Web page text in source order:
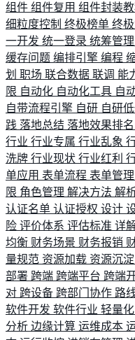
组件 组件复用 组件封装
细粒度控制 终极榜单 终
一开发 统一登录 统筹管理
缓存问题 编排引擎 编程
划 职场 联合数据 联调 能
限 自动化 自动化工具 自
自带流程引擎 自研 自研
践 落地总结 落地效果排名
行业 行业专属 行业乱象
洗牌 行业现状 行业红利
单应用 表单流程 表单管理
限 角色管理 解决方法 解
认证名单 认证授权 设计
险 评价体系 评估标准 详
均衡 财务场景 财务报销
量规范 资源加载 资源沉淀
部署 跨端 跨端平台 跨端
对 跨设备 跨部门协作 路
软件开发 软件行业 轻量化
分析 边缘计算 运维成本